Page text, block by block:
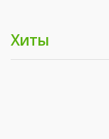
Хиты